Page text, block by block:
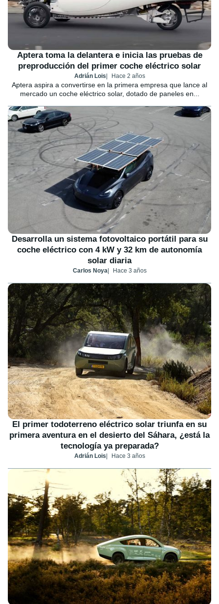
Aptera toma la delantera e inicia las pruebas de
preproducción del primer coche eléctrico solar
Adrián Lois Hace 2 años
Aptera aspira a convertirse en la primera empresa que lance al
mercado un coche eléctrico solar, dotado de paneles en...
Desarrolla un sistema fotovoltaico portátil para su
coche eléctrico con 4 kW y 32 km de autonomía
solar diaria
Carlos Noya Hace 3 años
El primer todoterreno eléctrico solar triunfa en su
primera aventura en el desierto del Sáhara, ¿está la
tecnología ya preparada?
Adrián Lois Hace 3 años